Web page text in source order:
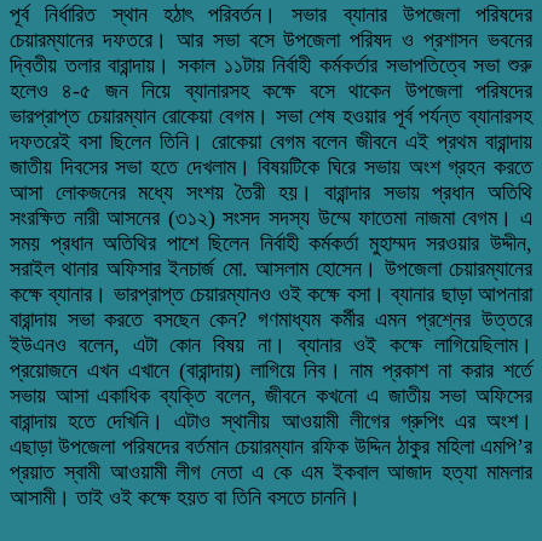
পূর্ব নির্ধারিত স্থান হঠাৎ পরিবর্তন। সভার ব্যানার উপজেলা পরিষদের
চেয়ারম্যানের দফতরে। আর সভা বসে উপজেলা পরিষদ ও প্রশাসন ভবনের
দ্বিতীয় তলার বারান্দায়। সকাল ১১টায় নির্বাহী কর্মকর্তার সভাপতিত্বে সভা শুরু
হলেও ৪-৫ জন নিয়ে ব্যানারসহ কক্ষে বসে থাকেন উপজেলা পরিষদের
ভারপ্রাপ্ত চেয়ারম্যান রোকেয়া বেগম। সভা শেষ হওয়ার পূর্ব পর্যন্ত ব্যানারসহ
দফতরেই বসা ছিলেন তিনি। রোকেয়া বেগম বলেন জীবনে এই প্রথম বারান্দায়
জাতীয় দিবসের সভা হতে দেখলাম। বিষয়টিকে ঘিরে সভায় অংশ গ্রহন করতে
আসা লোকজনের মধ্যে সংশয় তৈরী হয়। বারান্দার সভায় প্রধান অতিথি
সংরক্ষিত নারী আসনের (৩১২) সংসদ সদস্য উম্মে ফাতেমা নাজমা বেগম। এ
সময় প্রধান অতিথির পাশে ছিলেন নির্বাহী কর্মকর্তা মুহাম্মদ সরওয়ার উদ্দীন,
সরাইল থানার অফিসার ইনচার্জ মো. আসলাম হোসেন। উপজেলা চেয়ারম্যানের
কক্ষে ব্যানার। ভারপ্রাপ্ত চেয়ারম্যানও ওই কক্ষে বসা। ব্যানার ছাড়া আপনারা
বারান্দায় সভা করতে বসছেন কেন? গণমাধ্যম কর্মীর এমন প্রশ্নের উত্তরে
ইউএনও বলেন, এটা কোন বিষয় না। ব্যানার ওই কক্ষে লাগিয়েছিলাম।
প্রয়োজনে এখন এখানে (বারান্দায়) লাগিয়ে নিব। নাম প্রকাশ না করার শর্তে
সভায় আসা একাধিক ব্যক্তি বলেন, জীবনে কখনো এ জাতীয় সভা অফিসের
বারান্দায় হতে দেখিনি। এটাও স্থানীয় আওয়ামী লীগের গ্রুপিং এর অংশ।
এছাড়া উপজেলা পরিষদের বর্তমান চেয়ারম্যান রফিক উদ্দিন ঠাকুর মহিলা এমপি’র
প্রয়াত স্বামী আওয়ামী লীগ নেতা এ কে এম ইকবাল আজাদ হত্যা মামলার
আসামী। তাই ওই কক্ষে হয়ত বা তিনি বসতে চাননি।